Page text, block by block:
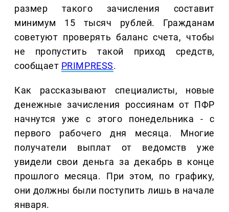
размер такого зачисления составит
минимум 15 тысяч рублей. Гражданам
советуют проверять баланс счета, чтобы
не пропустить такой приход средств,
сообщает PRIMPRESS.
Как рассказывают специалисты, новые
денежные зачисления россиянам от ПФР
начнутся уже с этого понедельника - с
первого рабочего дня месяца. Многие
получатели выплат от ведомств уже
увидели свои деньга за декабрь в конце
прошлого месяца. При этом, по графику,
они должны были поступить лишь в начале
января.